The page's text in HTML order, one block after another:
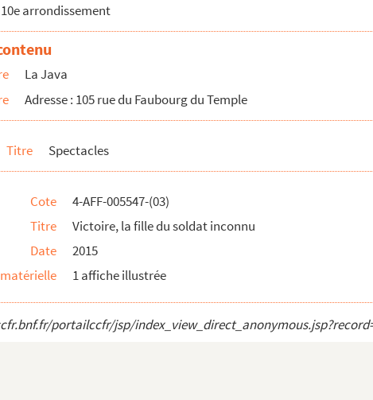
10e arrondissement
La Java
Adresse : 105 rue du Faubourg du Temple
Titre Spectacles
Cote
4-AFF-005547-(03)
Titre
Victoire, la fille du soldat inconnu
Date
2015
1 affiche illustrée
portailccfr/jsp/